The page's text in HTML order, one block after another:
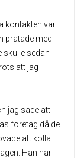
kontakten var
pratade med
skulle sedan
att jag
jag sade att
företag då de
att kolla
Han har